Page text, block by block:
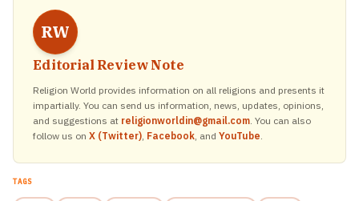
RW
Editorial Review Note
Religion World provides information on all religions and presents it
impartially. You can send us information, news, updates, opinions,
and suggestions at religionworldin@gmail.com. You can also
follow us on X (Twitter), Facebook, and YouTube.
TAGS